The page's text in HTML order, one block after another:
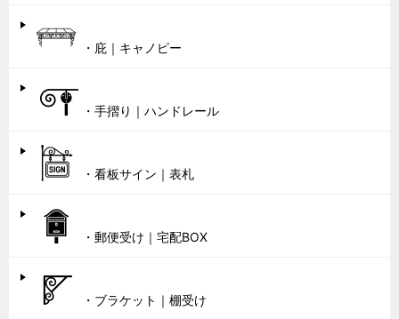
・庇｜キャノピー
・手摺り｜ハンドレール
・看板サイン｜表札
・郵便受け｜宅配BOX
・ブラケット｜棚受け